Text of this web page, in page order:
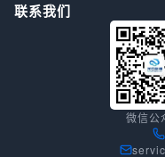
联系我们
微信公